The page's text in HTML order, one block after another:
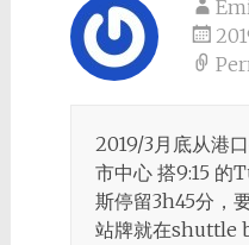
2019/3月底从港
市中心 搭9:15 的
斯停留3h45分，
站牌就在shuttle